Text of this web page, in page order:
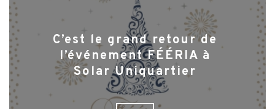
C’est le grand retour de
l’événement FÉÉRIA à
Solar Uniquartier